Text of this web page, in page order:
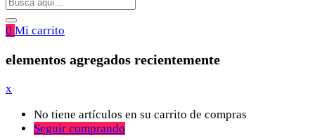
0 Mi carrito
elementos agregados recientemente
x
No tiene artículos en su carrito de compras
Seguir comprando